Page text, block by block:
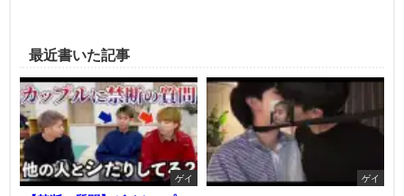
最近書いた記事
ゲイ ゲイ